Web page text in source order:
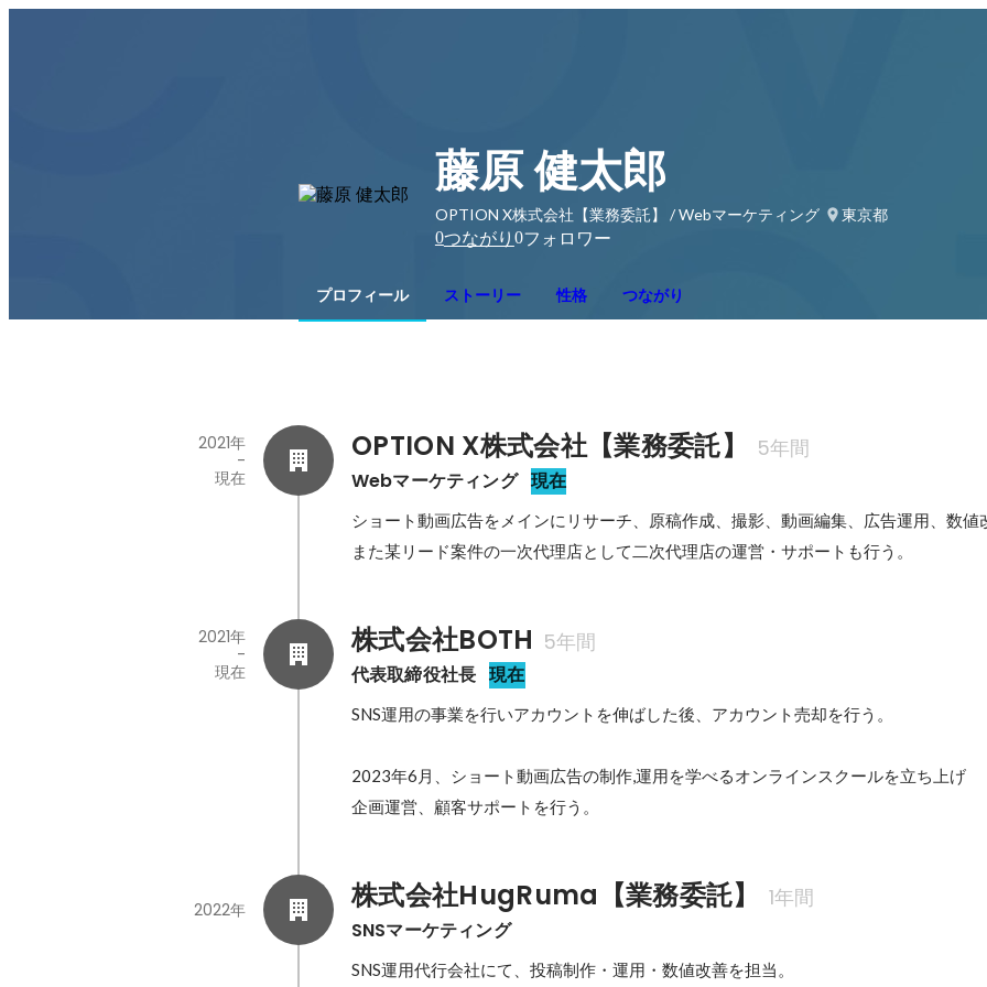
藤原 健太郎
OPTION X株式会社【業務委託】 / Webマーケティング
東京都
0つながり 0フォロワー
プロフィール ストーリー 性格 つながり
OPTION X株式会社【業務委託】 5年間
Webマーケティング 現在
2021年
-
現在
ショート動画広告をメインにリサーチ、原稿作成、撮影、動画編集、広告運用、数値
また某リード案件の一次代理店として二次代理店の運営・サポートも行う。
株式会社BOTH 5年間
代表取締役社長 現在
2021年
-
現在
SNS運用の事業を行いアカウントを伸ばした後、アカウント売却を行う。
2023年6月、ショート動画広告の制作,運用を学べるオンラインスクールを立ち上げ
企画運営、顧客サポートを行う。
株式会社HugRuma【業務委託】 1年間
SNSマーケティング
2022年
SNS運用代行会社にて、投稿制作・運用・数値改善を担当。